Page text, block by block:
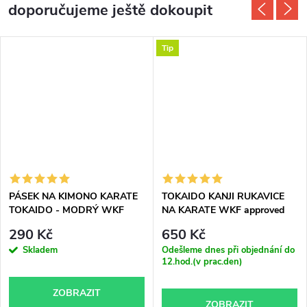
doporučujeme ještě dokoupit
PÁSEK NA KIMONO KARATE
TOKAIDO - MODRÝ WKF
290 Kč
Skladem
ZOBRAZIT
Tip
TOKAIDO KANJI RUKAVICE
NA KARATE WKF approved
650 Kč
Odešleme dnes při objednání do
12.hod.(v prac.den)